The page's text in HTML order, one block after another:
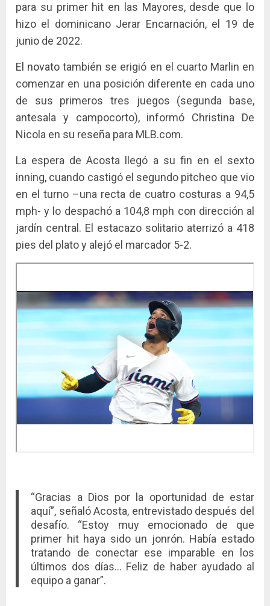
para su primer hit en las Mayores, desde que lo
hizo el dominicano Jerar Encarnación, el 19 de
junio de 2022.
El novato también se erigió en el cuarto Marlin en
comenzar en una posición diferente en cada uno
de sus primeros tres juegos (segunda base,
antesala y campocorto), informó Christina De
Nicola en su reseña para MLB.com.
La espera de Acosta llegó a su fin en el sexto
inning, cuando castigó el segundo pitcheo que vio
en el turno –una recta de cuatro costuras a 94,5
mph- y lo despachó a 104,8 mph con dirección al
jardín central. El estacazo solitario aterrizó a 418
pies del plato y alejó el marcador 5-2.
“Gracias a Dios por la oportunidad de estar
aquí”, señaló Acosta, entrevistado después del
desafío. “Estoy muy emocionado de que
primer hit haya sido un jonrón. Había estado
tratando de conectar ese imparable en los
últimos dos días… Feliz de haber ayudado al
equipo a ganar”.